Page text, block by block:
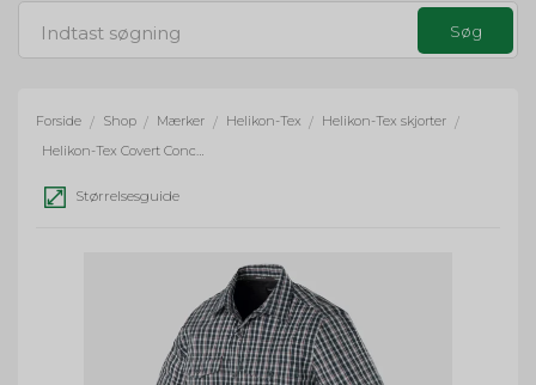
g
a
t
n
Forside / Shop / Mærker / Helikon-Tex / Helikon-Tex skjorter /
Helikon-Tex Covert Concealed Carry Shirt - korte ærmer
Størrelsesguide